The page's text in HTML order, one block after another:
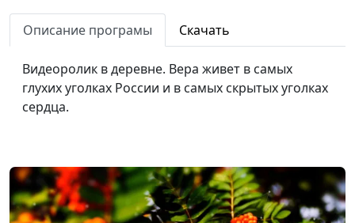
Описание програмы Скачать
Видеоролик в деревне. Вера живет в самых
глухих уголках России и в самых скрытых уголках
сердца.